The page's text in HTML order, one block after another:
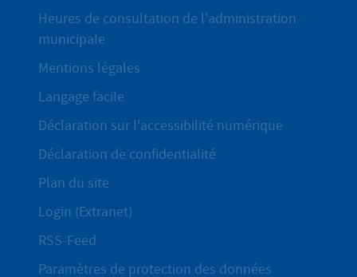
Heures de consultation de l'administration
municipale
Mentions légales
Langage facile
Déclaration sur l'accessibilité numérique
Déclaration de confidentialité
Plan du site
Login (Extranet)
RSS-Feed
Paramètres de protection des données